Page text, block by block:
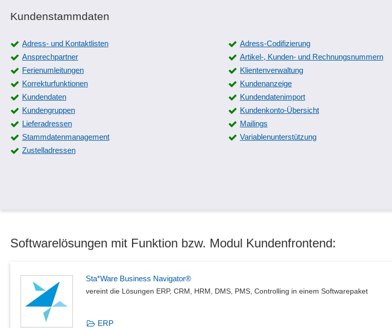
Kundenstammdaten
Adress- und Kontaktlisten Adress-Codifizierung
Ansprechpartner
Artikel-, Kunden- und Rechnungsnummern
Ferienumleitungen
Klientenverwaltung
Korrekturfunktionen
Kundenanzeige
Kundendaten
Kundendatenimport
Kundengruppen
Kundenkonto-Übersicht
Lieferadressen
Mailings
Stammdatenmanagement
Variablenunterstützung
Zustelladressen
Softwarelösungen mit Funktion bzw. Modul Kundenfrontend:
Sta*Ware Business Navigator®
vereint die Lösungen ERP, CRM, HRM, DMS, PMS, Controlling in einem Softwarepaket
ERP